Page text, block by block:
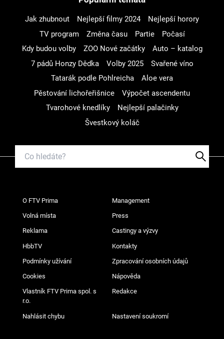
Jak zhubnout Nejlepší filmy 2024
Nejlepší horory
TV program
Změna času Partie
Počasí
Kdy budou volby
ZOO Nové začátky
Auto – katalog
7 pádů Honzy Dědka
Volby 2025
Svařené víno
Tatarák podle Pohlreicha
Aloe vera
Pěstování lichořeřišnice
Výpočet ascendentu
Tvarohové knedlíky
Nejlepší palačinky
Švestkový koláč
O FTV Prima Management
Volná místa Press
Reklama Castingy a výzvy
HbbTV Kontakty
Podmínky užívání Zpracování osobních údajů
Cookies Nápověda
Vlastník FTV Prima spol. s
r.o.
Redakce
Nahlásit chybu Nastavení soukromí